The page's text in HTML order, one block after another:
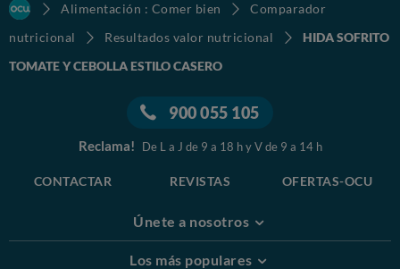
Alimentación : Comer bien
Comparador
nutricional
Resultados valor nutricional
HIDA SOFRITO
TOMATE Y CEBOLLA ESTILO CASERO
900 055 105
Reclama! De L a J de 9 a 18 h y V de 9 a 14 h
CONTACTAR REVISTAS OFERTAS-OCU
Únete a nosotros
Los más populares